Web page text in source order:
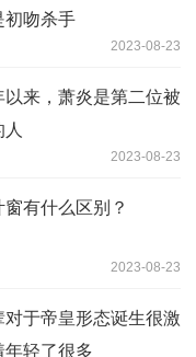
初吻杀手
2023-08-23
来，萧炎是第二位被
2023-08-23
有什么区别？
2023-08-23
于帝皇形态诞生很激
轻了很多